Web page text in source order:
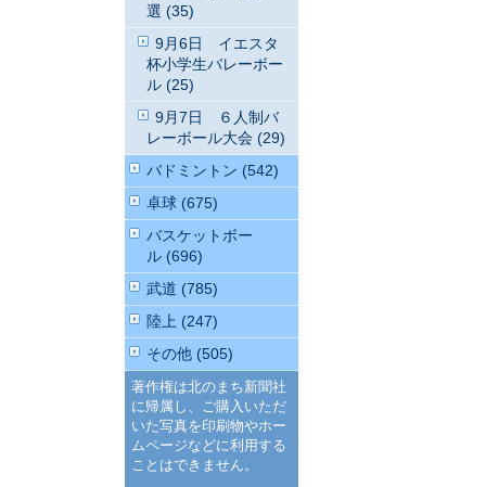
選 (35)
9月6日 イエスタ
杯小学生バレーボー
ル (25)
9月7日 ６人制バ
レーボール大会 (29)
バドミントン (542)
卓球 (675)
バスケットボー
ル (696)
武道 (785)
陸上 (247)
その他 (505)
著作権は北のまち新聞社
に帰属し、ご購入いただ
いた写真を印刷物やホー
ムページなどに利用する
ことはできません。